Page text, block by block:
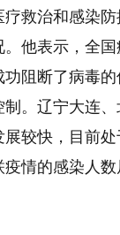
救治和感染防
他表示，全
阻断了病毒的
。辽宁大连
较快，目前
情的感染人